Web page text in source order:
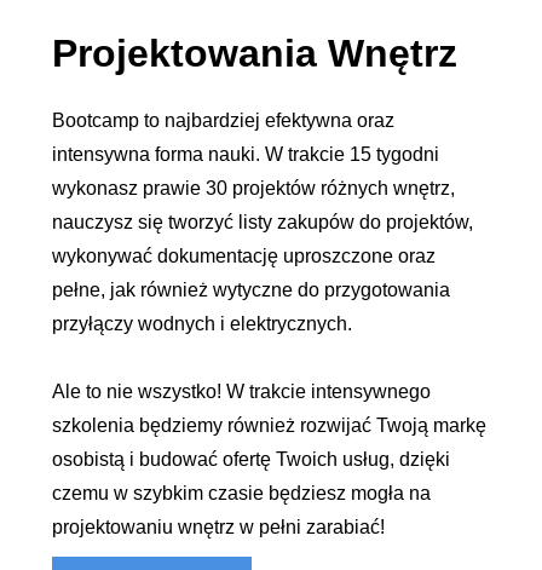
Projektowania Wnętrz
Bootcamp to najbardziej efektywna oraz
intensywna forma nauki. W trakcie 15 tygodni
wykonasz prawie 30 projektów różnych wnętrz,
nauczysz się tworzyć listy zakupów do projektów,
wykonywać dokumentację uproszczone oraz
pełne, jak również wytyczne do przygotowania
przyłączy wodnych i elektrycznych.
Ale to nie wszystko! W trakcie intensywnego
szkolenia będziemy również rozwijać Twoją markę
osobistą i budować ofertę Twoich usług, dzięki
czemu w szybkim czasie będziesz mogła na
projektowaniu wnętrz w pełni zarabiać!